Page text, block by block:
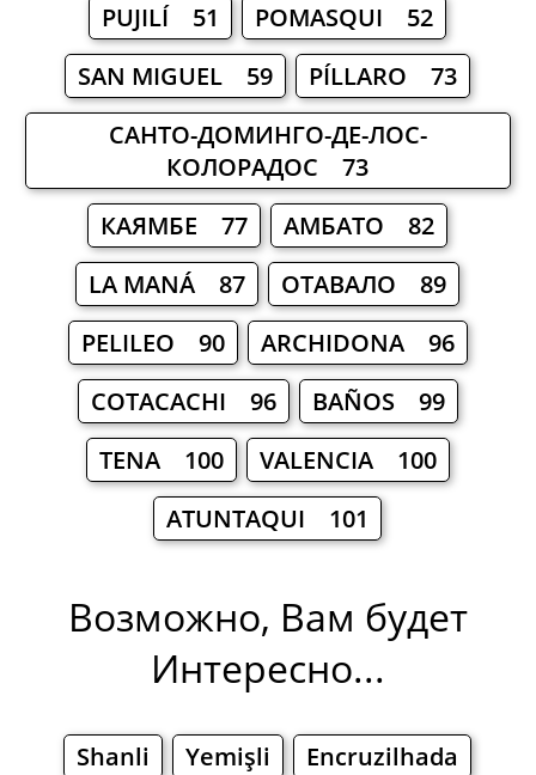
PUJILÍ 51
POMASQUI 52
SAN MIGUEL 59
PÍLLARO 73
САНТО-ДОМИНГО-ДЕ-ЛОС-
КОЛОРАДОС 73
КАЯМБЕ 77
АМБАТО 82
LA MANÁ 87
ОТАВАЛО 89
PELILEO 90
ARCHIDONA 96
COTACACHI 96
BAÑOS 99
TENA 100
VALENCIA 100
ATUNTAQUI 101
Возможно, Вам будет
Интересно...
Shanli Yemişli
Encruzilhada